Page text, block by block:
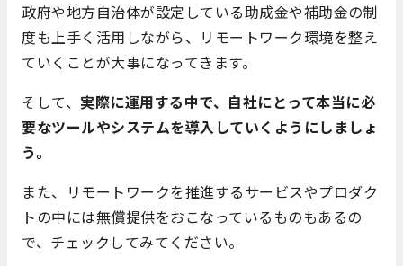
政府や地方自治体が設定している助成金や補助金の制
度も上手く活用しながら、リモートワーク環境を整え
ていくことが大事になってきます。
そして、 実際に運用する中で、自社にとって本当に必
要なツールやシステムを導入していくようにしましょ
う。
また、リモートワークを推進するサービスやプロダク
トの中には無償提供をおこなっているものもあるの
で、チェックしてみてください。